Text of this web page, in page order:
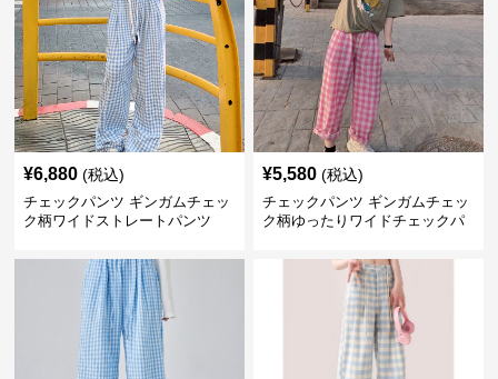
¥6,880 (税込)
チェックパンツ ギンガムチェッ
ク柄ワイドストレートパンツ
¥5,580 (税込)
チェックパンツ ギンガムチェッ
ク柄ゆったりワイドチェックパ